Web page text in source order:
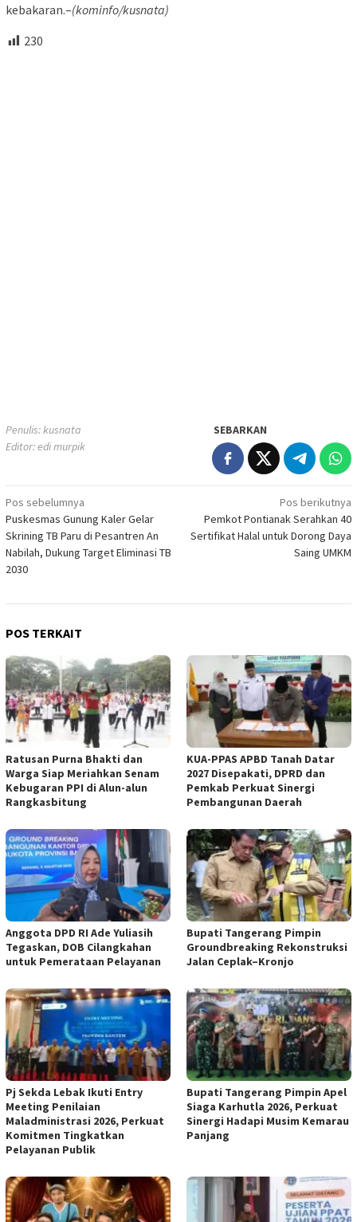
kebakaran.–(kominfo/kusnata)
230
Penulis: kusnata
Editor: edi murpik
SEBARKAN
Navigasi
pos
Pos sebelumnya
Puskesmas Gunung Kaler Gelar
Skrining TB Paru di Pesantren An
Nabilah, Dukung Target Eliminasi TB
2030
Pos berikutnya
Pemkot Pontianak Serahkan 40
Sertifikat Halal untuk Dorong Daya
Saing UMKM
POS TERKAIT
Ratusan Purna Bhakti dan
Warga Siap Meriahkan Senam
Kebugaran PPI di Alun-alun
Rangkasbitung
KUA-PPAS APBD Tanah Datar
2027 Disepakati, DPRD dan
Pemkab Perkuat Sinergi
Pembangunan Daerah
Anggota DPD RI Ade Yuliasih
Tegaskan, DOB Cilangkahan
untuk Pemerataan Pelayanan
Bupati Tangerang Pimpin
Groundbreaking Rekonstruksi
Jalan Ceplak–Kronjo
Pj Sekda Lebak Ikuti Entry
Meeting Penilaian
Maladministrasi 2026, Perkuat
Komitmen Tingkatkan
Pelayanan Publik
Bupati Tangerang Pimpin Apel
Siaga Karhutla 2026, Perkuat
Sinergi Hadapi Musim Kemarau
Panjang